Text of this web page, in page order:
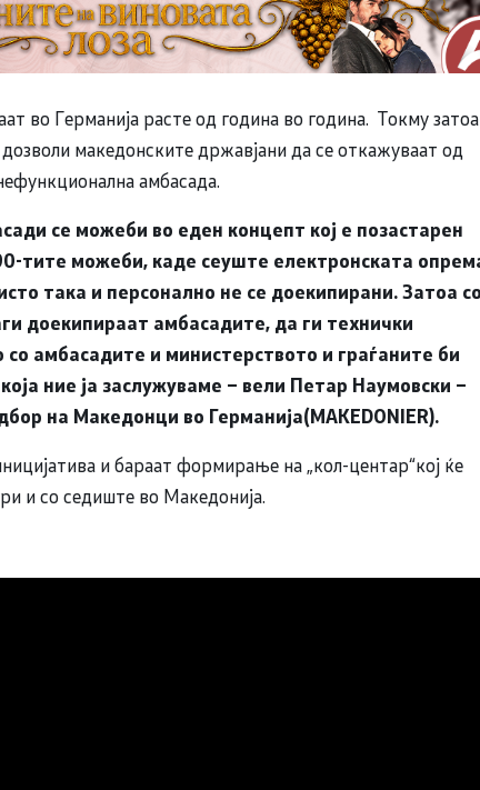
во Германија расте од година во година. Токму затоа
македонските државјани да се откажуваат од
амбасада.
се можеби во еден концепт кој е позастарен
тите можеби, каде сеуште електронската
така и персонално не се доекипирани. Затоа со
доекипираат амбасадите, да ги технички
амбасадите и министерството и граѓаните би
ние ја заслужуваме – вели Петар Наумовски –
на Македонци во Германија(MAKEDONIER).
и бараат формирање на „кол-центар“кој ќе
и со седиште во Македонија.